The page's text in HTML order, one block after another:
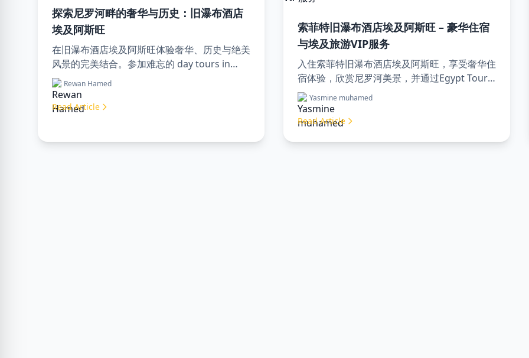
探索尼罗河畔的奢华与历史：旧瀑布酒店
埃及阿斯旺
在旧瀑布酒店埃及阿斯旺体验奢华、历史与绝美
风景的完美结合。参加难忘的 day tours in
luxor egypt，享受一次难忘的 day trip to
aswan from luxor。
Rewan Hamed
Read Article
索菲特旧瀑布酒店埃及阿斯旺 – 豪华住宿
与埃及旅游VIP服务
入住索菲特旧瀑布酒店埃及阿斯旺，享受奢华住
宿体验，欣赏尼罗河美景，并通过Egypt Tours
VIP体验专业旅游服务。立即预订您的埃及梦幻
之旅！
Yasmine muhamed
Read Article